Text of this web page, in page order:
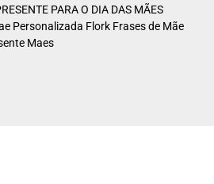
PARA O DIA DAS MÃES
Personalizada Flork Frases de Mãe
Maes